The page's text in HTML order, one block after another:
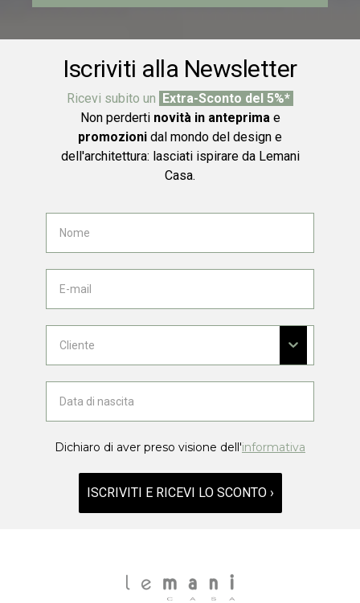
Iscriviti alla Newsletter
Ricevi subito un Extra-Sconto del 5%*
Non perderti novità in anteprimae
promozioni dal mondo del design e
dell'architettura: lasciati ispirare da Lemani
Casa.
Dichiaro di aver preso visione dell'informativa
ISCRIVITI E RICEVI LO SCONTO ›